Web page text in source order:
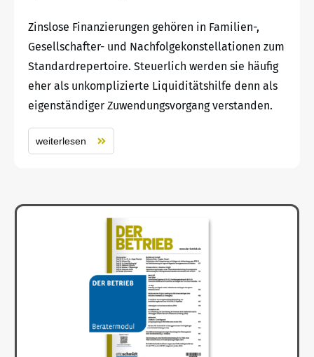
Zinslose Finanzierungen gehören in Familien-,
Gesellschafter- und Nachfolgekonstellationen zum
Standardrepertoire. Steuerlich werden sie häufig
eher als unkomplizierte Liquiditätshilfe denn als
eigenständiger Zuwendungsvorgang verstanden.
weiterlesen